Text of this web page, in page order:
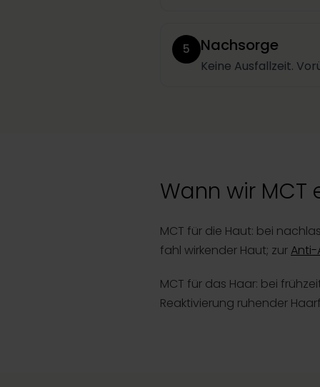
5 Nachsorge
Keine Ausfallzeit.
Wann wir MCT
MCT für die Haut: bei
fahl wirkender Haut; zur
MCT für das Haar: bei
Reaktivierung ruhender